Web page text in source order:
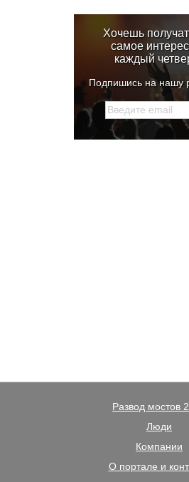
Хочешь
самое
каждый
Подпишись на нашу
Развод мостов
Люди
Компании
О портале и